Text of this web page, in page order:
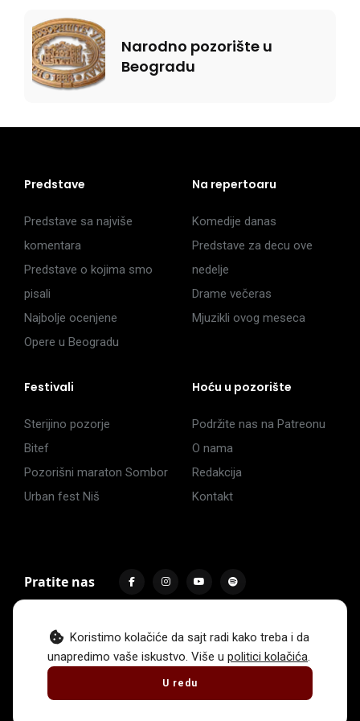
Narodno pozorište u
Beogradu
Koristimo kolačiće da sajt radi kako treba i da
unapredimo vaše iskustvo. Više u politici kolačića.
U redu
Predstave
Predstave sa najviše
komentara
Predstave o kojima smo
pisali
Najbolje ocenjene
Opere u Beogradu
Na repertoaru
Komedije danas
Predstave za decu ove
nedelje
Drame večeras
Mjuzikli ovog meseca
Festivali
Sterijino pozorje
Bitef
Pozorišni maraton Sombor
Urban fest Niš
Hoću u pozorište
Podržite nas na Patreonu
O nama
Redakcija
Kontakt
Pratite nas
Impressum Politika privatnosti
Uslovi korišćenja
. Sva prava zadržava Hoću u pozorište.